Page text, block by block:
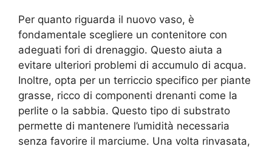
Per quanto riguarda il nuovo vaso, è
fondamentale scegliere un contenitore con
adeguati fori di drenaggio. Questo aiuta a
evitare ulteriori problemi di accumulo di acqua.
Inoltre, opta per un terriccio specifico per piante
grasse, ricco di componenti drenanti come la
perlite o la sabbia. Questo tipo di substrato
permette di mantenere l’umidità necessaria
senza favorire il marciume. Una volta rinvasata,